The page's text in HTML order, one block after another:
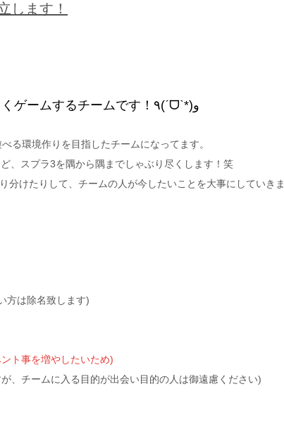
します！​​​
ギリシャ語で自由という意味です。自由気ままに楽しくゲームするチームです！٩(ˊᗜˋ*)و
る環境作りを目指したチームになってます。
、スプラ3を隅から隅までしゃぶり尽くします！笑
分けたりして、チームの人が今したいことを大事にしていきま
方は除名致します)
ト事を増やしたいため)
、チームに入る目的が出会い目的の人は御遠慮ください)